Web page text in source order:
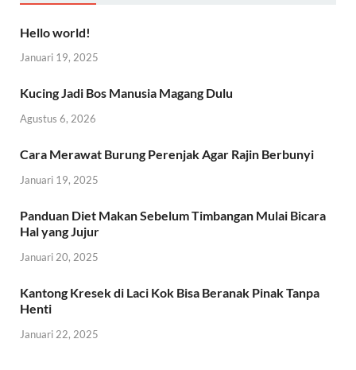
Hello world!
Januari 19, 2025
Kucing Jadi Bos Manusia Magang Dulu
Agustus 6, 2026
Cara Merawat Burung Perenjak Agar Rajin Berbunyi
Januari 19, 2025
Panduan Diet Makan Sebelum Timbangan Mulai Bicara
Hal yang Jujur
Januari 20, 2025
Kantong Kresek di Laci Kok Bisa Beranak Pinak Tanpa
Henti
Januari 22, 2025